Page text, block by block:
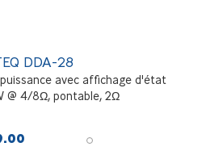
DDA-28
avec affichage d'état
@ 4/8Ω, pontable, 2Ω